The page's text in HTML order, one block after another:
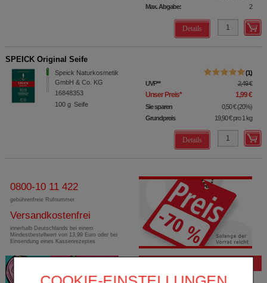
Max. Abgabe:
2
Details
SPEICK Original Seife
Speick Naturkosmetik
GmbH & Co. KG
16848353
100 g Seife
1
UVP** 2,49 €
Unser Preis* 1,99 €
Sie sparen 0,50 € (20%)
Grundpreis
19,90 €pro 1 kg
Details
0800-10 11 422
gebührenfreie Rufnummer
Versandkostenfrei
innerhalb Deutschlands bei einem
Mindestbestellwert von 13,99 Euro oder bei
Einsendung eines Kassenrezeptes